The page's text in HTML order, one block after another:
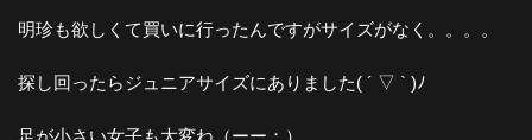
明珍も欲しくて買いに行ったんですがサイズがなく。。。。
探し回ったらジュニアサイズにありました( ´ ▽ ` )ﾉ